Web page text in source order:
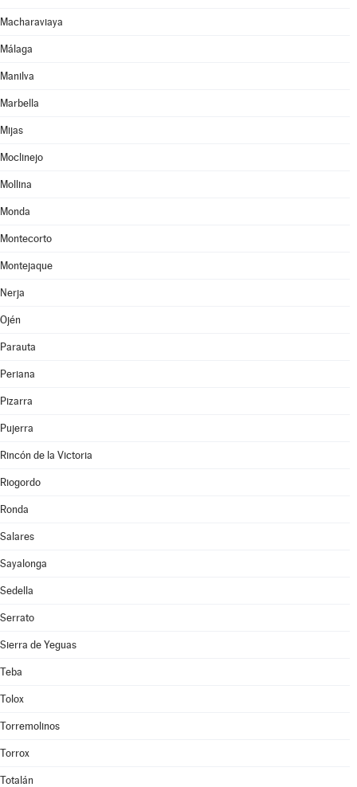
Macharaviaya
Málaga
Manilva
Marbella
Mijas
Moclinejo
Mollina
Monda
Montecorto
Montejaque
Nerja
Ojén
Parauta
Periana
Pizarra
Pujerra
Rincón de la Victoria
Riogordo
Ronda
Salares
Sayalonga
Sedella
Serrato
Sierra de Yeguas
Teba
Tolox
Torremolinos
Torrox
Totalán